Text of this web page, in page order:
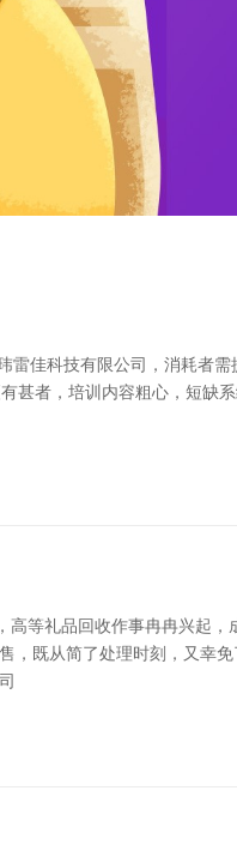
雷佳科技有限公司，消耗者
甚者，培训内容粗心，短缺
等礼品回收作事冉冉兴起，
既从简了处理时刻，又幸免